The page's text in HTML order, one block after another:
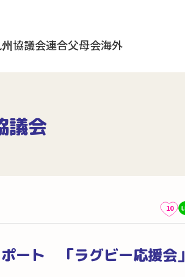
協議会連合父母会海外
議会
10
ート 「ラグビー応援会」